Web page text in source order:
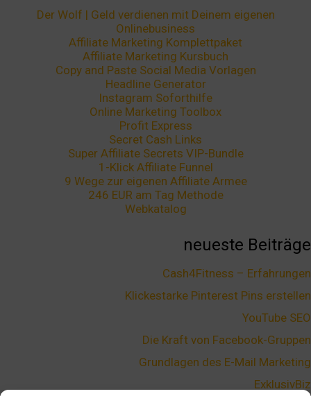
Der Wolf | Geld verdienen mit Deinem eigenen
Onlinebusiness
Affiliate Marketing Komplettpaket
Affiliate Marketing Kursbuch
Copy and Paste Social Media Vorlagen
Headline Generator
Instagram Soforthilfe
Online Marketing Toolbox
Profit Express
Secret Cash Links
Super Affiliate Secrets VIP-Bundle
1-Klick Affiliate Funnel
9 Wege zur eigenen Affiliate Armee
246 EUR am Tag Methode
Webkatalog
neueste Beiträge
Cash4Fitness – Erfahrungen
Klickestarke Pinterest Pins erstellen
YouTube SEO
Die Kraft von Facebook-Gruppen
Grundlagen des E-Mail Marketing
ExklusivBiz